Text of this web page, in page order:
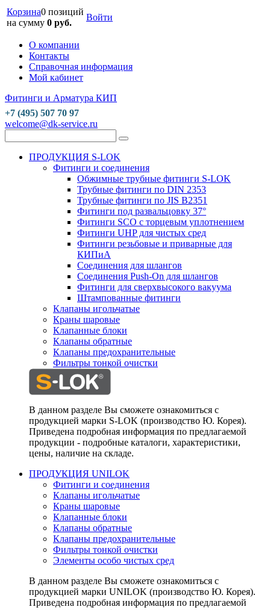
Корзина0 позиций
на сумму 0 руб.
Войти
О компании
Контакты
Справочная информация
Мой кабинет
Фитинги и Арматура КИП
+7 (495) 507 70 97
welcome@dk-service.ru
ПРОДУКЦИЯ S-LOK
Фитинги и соединения
Обжимные трубные фитинги S-LOK
Трубные фитинги по DIN 2353
Трубные фитинги по JIS B2351
Фитинги под развальцовку 37°
Фитинги SCO с торцевым уплотнением
Фитинги UHP для чистых сред
Фитинги резьбовые и приварные для
КИПиА
Соединения для шлангов
Соединения Push-On для шлангов
Фитинги для сверхвысокого вакуума
Штампованные фитинги
Клапаны игольчатые
Краны шаровые
Клапанные блоки
Клапаны обратные
Клапаны предохранительные
Фильтры тонкой очистки
В данном разделе Вы сможете ознакомиться с
продукцией марки S-LOK (производство Ю. Корея).
Приведена подробная информация по предлагаемой
продукции - подробные каталоги, характеристики,
цены, наличие на складе.
ПРОДУКЦИЯ UNILOK
Фитинги и соединения
Клапаны игольчатые
Краны шаровые
Клапанные блоки
Клапаны обратные
Клапаны предохранительные
Фильтры тонкой очистки
Элементы особо чистых сред
В данном разделе Вы сможете ознакомиться с
продукцией марки UNILOK (производство Ю. Корея).
Приведена подробная информация по предлагаемой